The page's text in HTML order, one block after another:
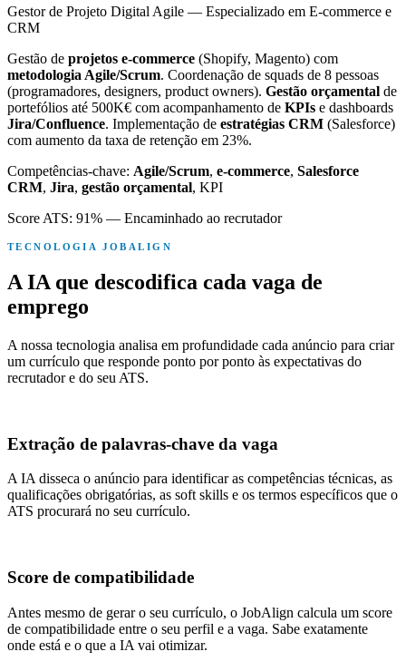
Gestor de Projeto Digital Agile — Especializado em E-commerce e
CRM
Gestão de projetos e-commerce (Shopify, Magento) com
metodologia Agile/Scrum. Coordenação de squads de 8 pessoas
(programadores, designers, product owners). Gestão orçamental de
portefólios até 500K€ com acompanhamento de KPIs e dashboards
Jira/Confluence. Implementação de estratégias CRM (Salesforce)
com aumento da taxa de retenção em 23%.
Competências-chave: Agile/Scrum, e-commerce, Salesforce
CRM, Jira, gestão orçamental, KPI
Score ATS: 91% — Encaminhado ao recrutador
TECNOLOGIA JOBALIGN
A IA que descodifica cada vaga de
emprego
A nossa tecnologia analisa em profundidade cada anúncio para criar
um currículo que responde ponto por ponto às expectativas do
recrutador e do seu ATS.
Extração de palavras-chave da vaga
A IA disseca o anúncio para identificar as competências técnicas, as
qualificações obrigatórias, as soft skills e os termos específicos que o
ATS procurará no seu currículo.
Score de compatibilidade
Antes mesmo de gerar o seu currículo, o JobAlign calcula um score
de compatibilidade entre o seu perfil e a vaga. Sabe exatamente
onde está e o que a IA vai otimizar.